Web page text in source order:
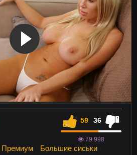
59 36
79 998
Премиум
Большие сиськи